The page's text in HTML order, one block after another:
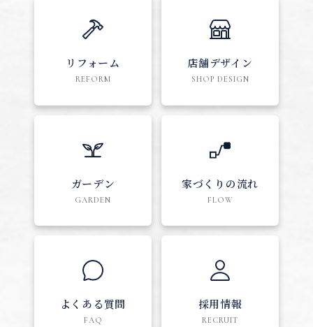
リフォーム
REFORM
店舗デザイン
SHOP DESIGN
ガーデン
GARDEN
家づくりの流れ
FLOW
よくある質問
FAQ
採用情報
RECRUIT